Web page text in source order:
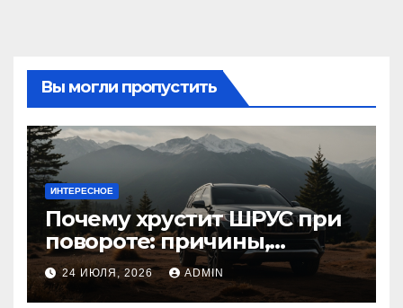
Вы могли пропустить
ИНТЕРЕСНОЕ
Почему хрустит ШРУС при
повороте: причины,
диагностика
24 ИЮЛЯ, 2026 ADMIN